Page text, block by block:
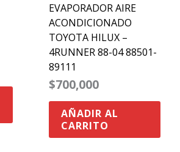
EVAPORADOR AIRE
ACONDICIONADO
TOYOTA HILUX –
4RUNNER 88-04 88501-
89111
$700,000
AÑADIR AL
CARRITO